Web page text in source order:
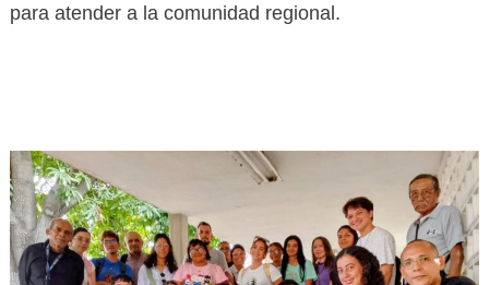
para atender a la comunidad regional.